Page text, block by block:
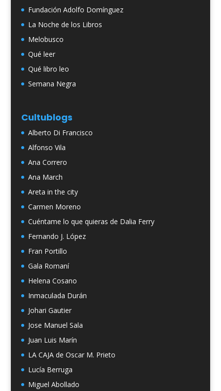
Fundación Adolfo Domínguez
La Noche de los Libros
Melobusco
Qué leer
Qué libro leo
Semana Negra
Cultublogs
Alberto Di Francisco
Alfonso Vila
Ana Correro
Ana March
Areta in the city
Carmen Moreno
Cuéntame lo que quieras de Dalia Ferry
Fernando J. López
Fran Portillo
Gala Romaní
Helena Cosano
Inmaculada Durán
Johari Gautier
Jose Manuel Sala
Juan Luis Marín
LA CAJA de Oscar M. Prieto
Lucía Berruga
Miguel Abollado